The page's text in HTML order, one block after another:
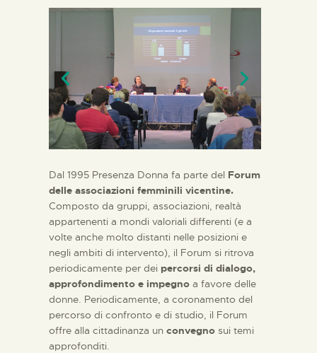
Dal 1995 Presenza Donna fa parte del Forum
delle associazioni femminili vicentine.
Composto da gruppi, associazioni, realtà
appartenenti a mondi valoriali differenti (e a
volte anche molto distanti nelle posizioni e
negli ambiti di intervento), il Forum si ritrova
periodicamente per dei percorsi di dialogo,
approfondimento e impegno a favore delle
donne. Periodicamente, a coronamento del
percorso di confronto e di studio, il Forum
offre alla cittadinanza un convegno sui temi
approfonditi.